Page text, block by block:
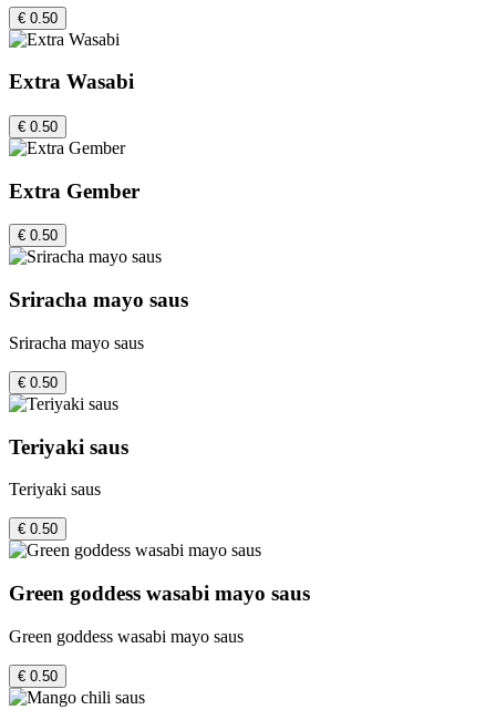
€ 0.50
Extra Wasabi
€ 0.50
Extra Gember
€ 0.50
Sriracha mayo saus
Sriracha mayo saus
€ 0.50
Teriyaki saus
Teriyaki saus
€ 0.50
Green goddess wasabi mayo saus
Green goddess wasabi mayo saus
€ 0.50